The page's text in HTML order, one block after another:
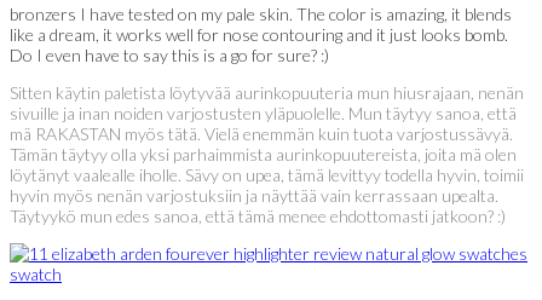
bronzers I have tested on my pale skin. The color is amazing, it blends
like a dream, it works well for nose contouring and it just looks bomb.
Do I even have to say this is a go for sure? :)
Sitten käytin paletista löytyvää aurinkopuuteria mun hiusrajaan, nenän
sivuille ja inan noiden varjostusten yläpuolelle. Mun täytyy sanoa, että
mä RAKASTAN myös tätä. Vielä enemmän kuin tuota varjostussävyä.
Tämän täytyy olla yksi parhaimmista aurinkopuutereista, joita mä olen
löytänyt vaalealle iholle. Sävy on upea, tämä levittyy todella hyvin, toimii
hyvin myös nenän varjostuksiin ja näyttää vain kerrassaan upealta.
Täytyykö mun edes sanoa, että tämä menee ehdottomasti jatkoon? :)